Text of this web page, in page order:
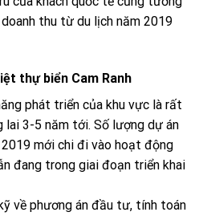
thu từ du lịch năm 2019
thự biển Cam Ranh
phát triển của khu vực là rất
lai 3-5 năm tới. Số lượng dự án
mới chi đi vào hoạt động
đang trong giai đoạn triển khai
về phương án đầu tư, tính toán